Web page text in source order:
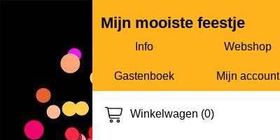
Mijn mooiste feestje
Info Webshop
Gastenboek Mijn account
Winkelwagen (0)